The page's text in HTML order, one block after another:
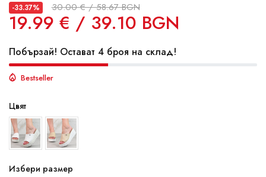
-33.37% 30.00 € / 58.67 BGN
19.99 € / 39.10 BGN
Побързай! Остават 4 броя на склад!
Bestseller
Цвят
Избери размер